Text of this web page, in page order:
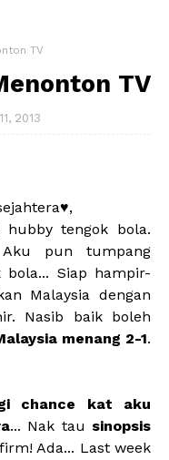
TV
TV
2013
hubby tengok bola.
pun tumpang
bola... Siap hampir-
Malaysia dengan
Nasib baik boleh
menang 2-1.
chance kat aku
... Nak tau sinopsis
Ada... Last week